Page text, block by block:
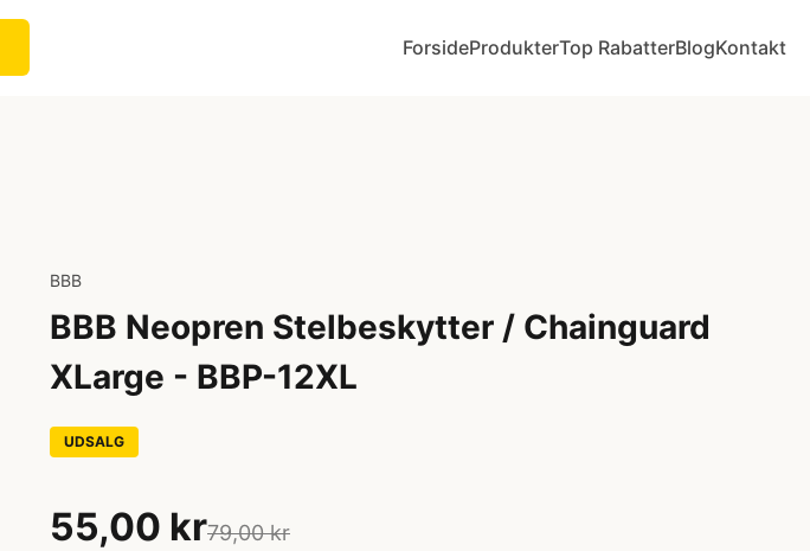
ForsideProdukterTop RabatterBlogKontakt
BBB
BBB Neopren Stelbeskytter / Chainguard
XLarge - BBP-12XL
UDSALG
55,00 kr79,00 kr